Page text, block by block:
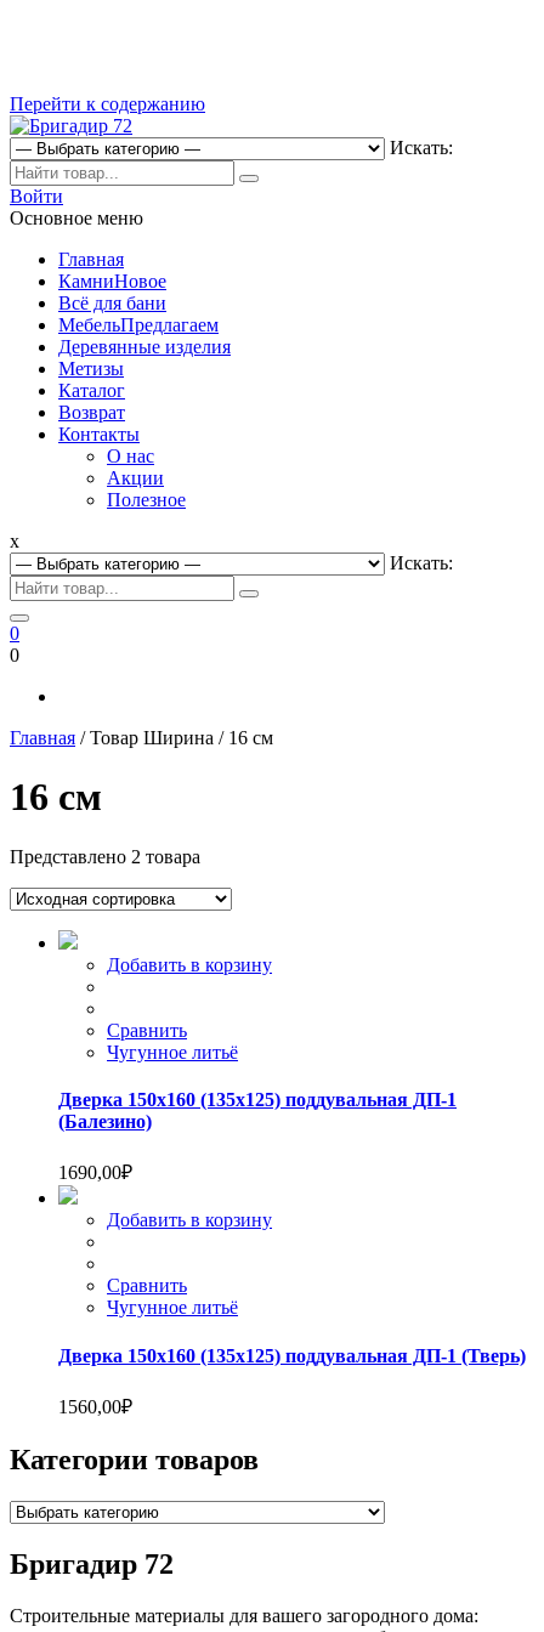
Перейти к содержанию
Бригадир 72
Магазин строительных материалов
Искать:
Войти
Основное меню
Главная
КамниНовое
Всё для бани
МебельПредлагаем
Деревянные изделия
Метизы
Каталог
Возврат
Контакты
О нас
Акции
Полезное
x
Искать:
0
0
Главная / Товар Ширина / 16 см
16 см
Представлено 2 товара
Добавить в корзину
Сравнить
Чугунное литьё
Дверка 150х160 (135х125) поддувальная ДП-1
(Балезино)
1690,00₽
Добавить в корзину
Сравнить
Чугунное литьё
Дверка 150х160 (135х125) поддувальная ДП-1 (Тверь)
1560,00₽
Категории товаров
Бригадир 72
Строительные материалы для вашего загородного дома: